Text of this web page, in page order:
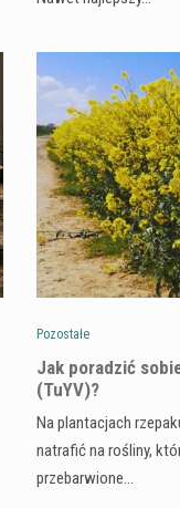
Pozostałe
​Jak poradzić
(TuYV)?
Na plantacjach
natrafić na rośliny,
przebarwione…